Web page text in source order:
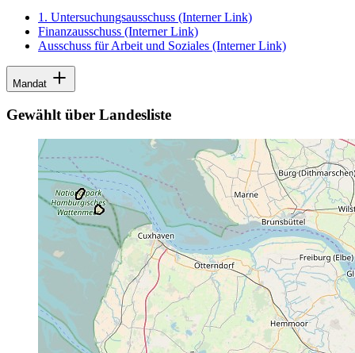
1. Untersuchungsausschuss (Interner Link)
Finanzausschuss (Interner Link)
Ausschuss für Arbeit und Soziales (Interner Link)
Mandat
Gewählt über Landesliste